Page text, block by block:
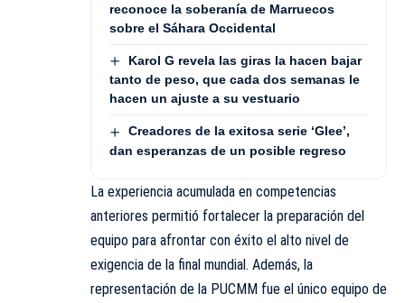
reconoce la soberanía de Marruecos
sobre el Sáhara Occidental
Karol G revela las giras la hacen bajar
tanto de peso, que cada dos semanas le
hacen un ajuste a su vestuario
Creadores de la exitosa serie ‘Glee’,
dan esperanzas de un posible regreso
La experiencia acumulada en competencias
anteriores permitió fortalecer la preparación del
equipo para afrontar con éxito el alto nivel de
exigencia de la final mundial. Además, la
representación de la PUCMM fue el único equipo de